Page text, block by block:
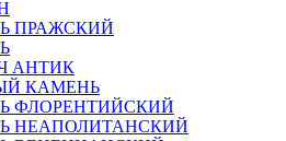
ПРАЖСКИЙ
АНТИК
КАМЕНЬ
ФЛОРЕНТИЙСКИЙ
НЕАПОЛИТАНСКИЙ